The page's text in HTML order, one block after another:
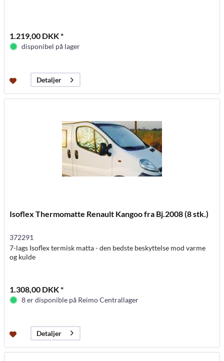
1.219,00 DKK *
disponibel på lager
Detaljer
Isoflex Thermomatte Renault Kangoo fra Bj.2008 (8 stk.)
372291
7-lags Isoflex termisk matta - den bedste beskyttelse mod varme
og kulde
1.308,00 DKK *
8 er disponible på Reimo Centrallager
Detaljer